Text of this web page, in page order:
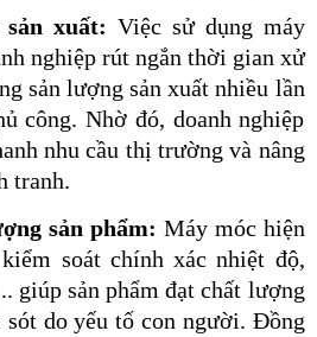
xuất: Việc sử dụng máy
nghiệp rút ngắn thời gian xử
sản lượng sản xuất nhiều lần
công. Nhờ đó, doanh nghiệp
nhu cầu thị trường và nâng
tranh.
sản phẩm: Máy móc hiện
soát chính xác nhiệt độ,
giúp sản phẩm đạt chất lượng
sót do yếu tố con người. Đồng